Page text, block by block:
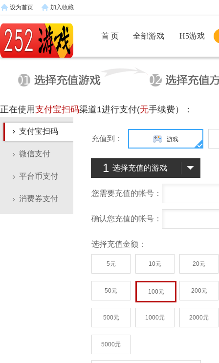
设为首页 加入收藏
首 页 全部游戏 H5游戏
正在使用支付宝扫码渠道1进行支付(无手续费）：
支付宝扫码
微信支付
平台币支付
消费券支付
充值到： 游戏
1 选择充值的游戏
您需要充值的帐号：
确认您充值的帐号：
选择充值金额：
5元 10元 20元
50元 100元 200元
500元 1000元 2000元
5000元